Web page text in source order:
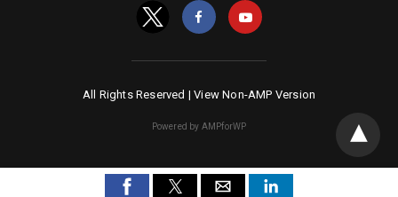
All Rights Reserved |View Non-AMP Version
Powered by AMPforWP